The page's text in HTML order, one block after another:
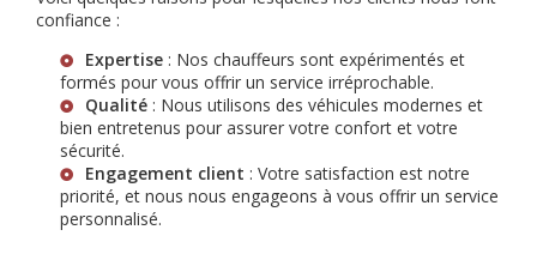
confiance :
Expertise : Nos chauffeurs sont expérimentés et
formés pour vous offrir un service irréprochable.
Qualité : Nous utilisons des véhicules modernes et
bien entretenus pour assurer votre confort et votre
sécurité.
Engagement client : Votre satisfaction est notre
priorité, et nous nous engageons à vous offrir un service
personnalisé.